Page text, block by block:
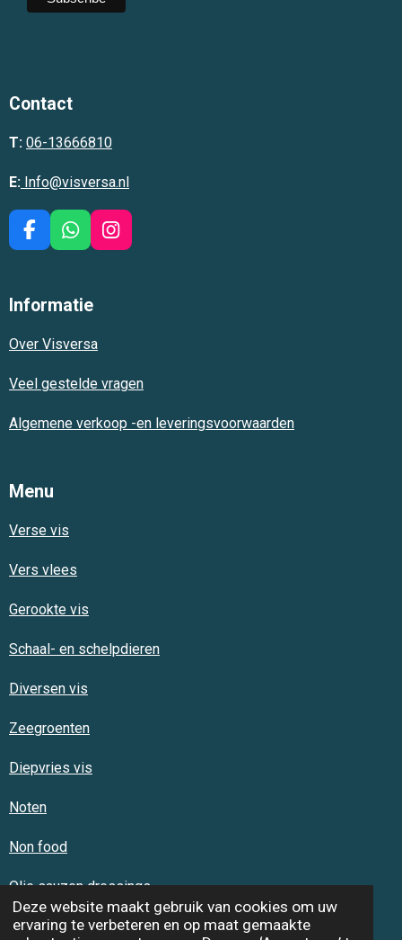
Deze website maakt gebruik van cookies om uw
ervaring te verbeteren en op maat gemaakte
Contact
T: 06-13666810
E: Info@visversa.nl
F
a
b
o
W
h
s
p
I
n
m
Informatie
Over Visversa
Veel gestelde vragen
Algemene verkoop -en leveringsvoorwaarden
Menu
Verse vis
Vers vlees
Gerookte vis
Schaal- en schelpdieren
Diversen vis
Zeegroenten
Diepvries vis
Noten
Non food
Olie sauzen dressings
Reclame